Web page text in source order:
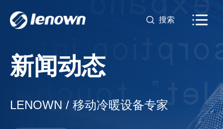
新闻动态
LENOWN / 移动冷暖设备专家